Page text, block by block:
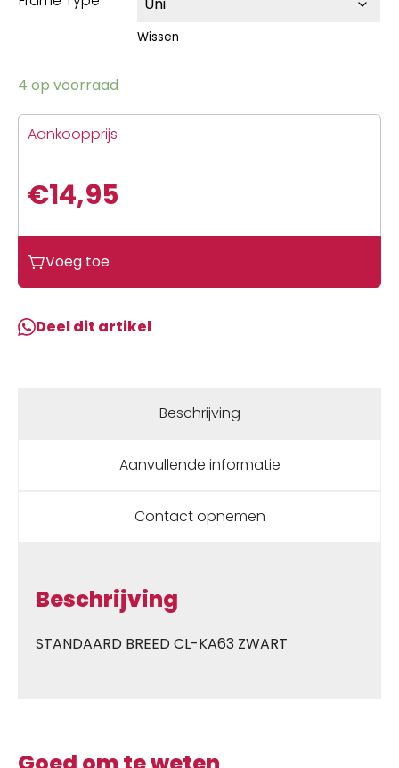
Wissen
4 op voorraad
Aankoopprijs
€14,95
Voeg toe
Deel dit artikel
Beschrijving
Aanvullende informatie
Contact opnemen
Beschrijving
STANDAARD BREED CL-KA63 ZWART